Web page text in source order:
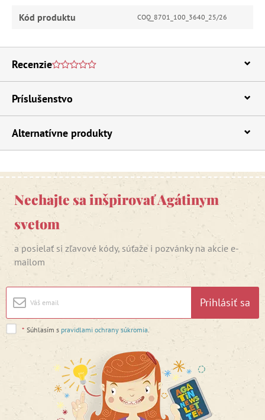
Kód produktu COQ_8701_100_3640_25/26
Recenzie
Príslušenstvo
Alternatívne produkty
Nechajte sa inšpirovať Agátinym
svetom
a posielať si zľavové kódy, súťaže i pozvánky na akcie e-
mailom
Prihlásiť sa
* Súhlasím s pravidlami ochrany súkromia